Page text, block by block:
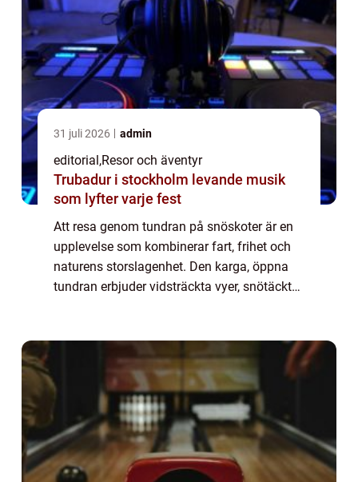
31 juli 2026 admin
editorial,Resor och äventyr
Trubadur i stockholm levande musik
som lyfter varje fest
Att resa genom tundran på snöskoter är en
upplevelse som kombinerar fart, frihet och
naturens storslagenhet. Den karga, öppna
tundran erbjuder vidsträckta vyer, snötäckta